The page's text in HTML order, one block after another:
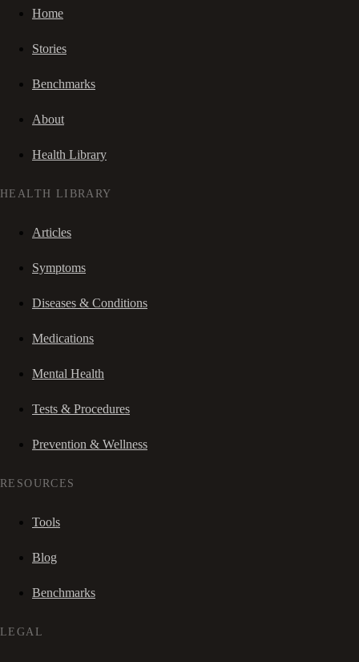
Home
Stories
Benchmarks
About
Health Library
HEALTH LIBRARY
Articles
Symptoms
Diseases & Conditions
Medications
Mental Health
Tests & Procedures
Prevention & Wellness
RESOURCES
Tools
Blog
Benchmarks
LEGAL